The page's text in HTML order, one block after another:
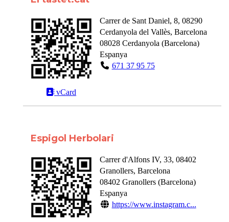
vCard
Carrer de Sant Daniel, 8, 08290
Cerdanyola del Vallès, Barcelona
08028 Cerdanyola (Barcelona)
Espanya
671 37 95 75
Espigol Herbolari
Carrer d'Alfons IV, 33, 08402
Granollers, Barcelona
08402 Granollers(Barcelona)
Espanya
https://www.instagram.c...